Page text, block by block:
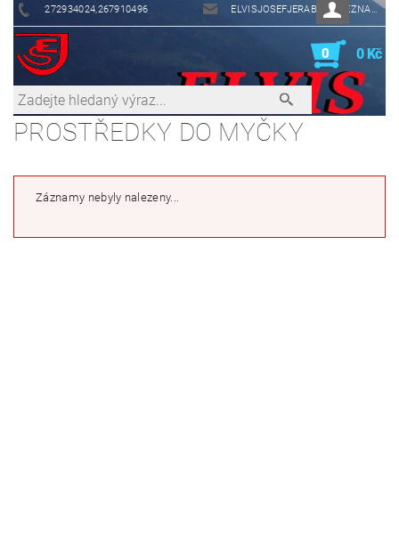
272934024,267910496 ELVISJOSEFJERABEK@SEZNAM.CZ
0 0 Kč
PROSTŘEDKY DO MYČKY
Záznamy nebyly nalezeny...